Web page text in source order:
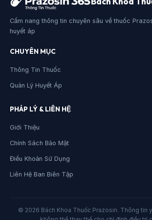
Cẩm nang thông tin chuyên sâu về thuốc
huyết áp
CHUYÊN MỤC
Thông Tin Thuốc
Quản Lý Huyết Áp
PHÁP LÝ & LIÊN HỆ
Giới Thiệu
Chính Sách Bảo Mật
Điều Khoản Sử Dụng
Liên Hệ Ban Biên Tập
© 2026 Bách Khoa Thuốc Prazosin. Thông tin